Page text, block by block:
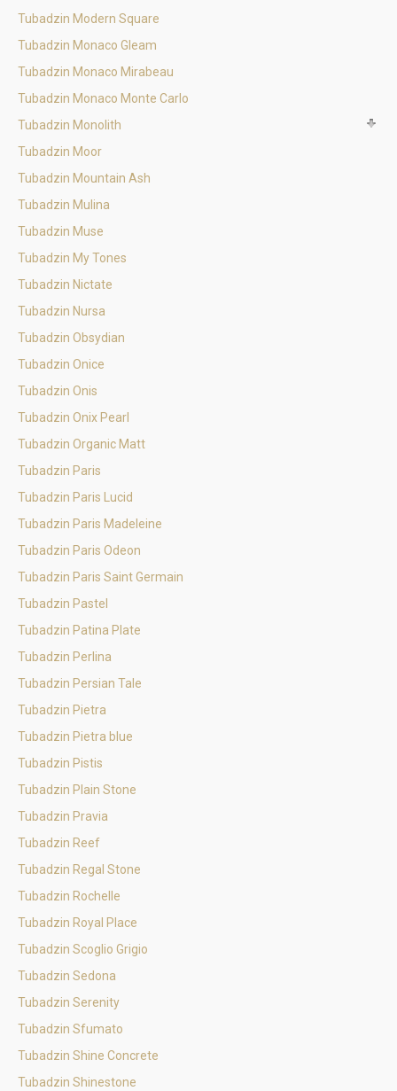
Tubadzin Modern Square
Tubadzin Monaco Gleam
Tubadzin Monaco Mirabeau
Tubadzin Monaco Monte Carlo
Tubadzin Monolith
Tubadzin Moor
Tubadzin Mountain Ash
Tubadzin Mulina
Tubadzin Muse
Tubadzin My Tones
Tubadzin Nictate
Tubadzin Nursa
Tubadzin Obsydian
Tubadzin Onice
Tubadzin Onis
Tubadzin Onix Pearl
Tubadzin Organic Matt
Tubadzin Paris
Tubadzin Paris Lucid
Tubadzin Paris Madeleine
Tubadzin Paris Odeon
Tubadzin Paris Saint Germain
Tubadzin Pastel
Tubadzin Patina Plate
Tubadzin Perlina
Tubadzin Persian Tale
Tubadzin Pietra
Tubadzin Pietra blue
Tubadzin Pistis
Tubadzin Plain Stone
Tubadzin Pravia
Tubadzin Reef
Tubadzin Regal Stone
Tubadzin Rochelle
Tubadzin Royal Place
Tubadzin Scoglio Grigio
Tubadzin Sedona
Tubadzin Serenity
Tubadzin Sfumato
Tubadzin Shine Concrete
Tubadzin Shinestone